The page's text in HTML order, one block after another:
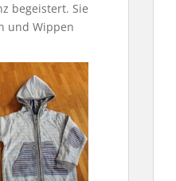
begeistert. Sie
und Wippen